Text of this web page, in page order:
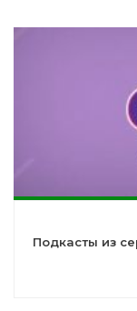
Подкасты из